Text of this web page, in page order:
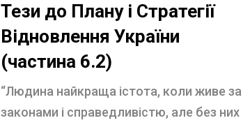
Тези до Плану і Стратегії
Відновлення України
(частина 6.2)
“Людина найкраща істота, коли живе за
законами і справедливістю, але без них